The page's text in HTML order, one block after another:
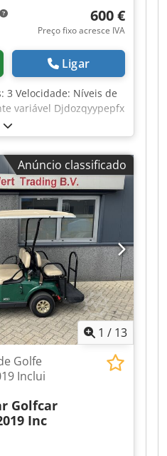
600 €
Preço fixo acresce IVA
Ligar
3 Velocidade: Níveis de
variável Djdozqyypepfx
Anúncio classificado
1 / 13
Golfe
Inclui
Golfcar
Inc